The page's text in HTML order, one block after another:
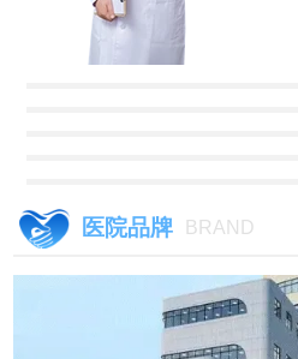
医院品牌 BRAND